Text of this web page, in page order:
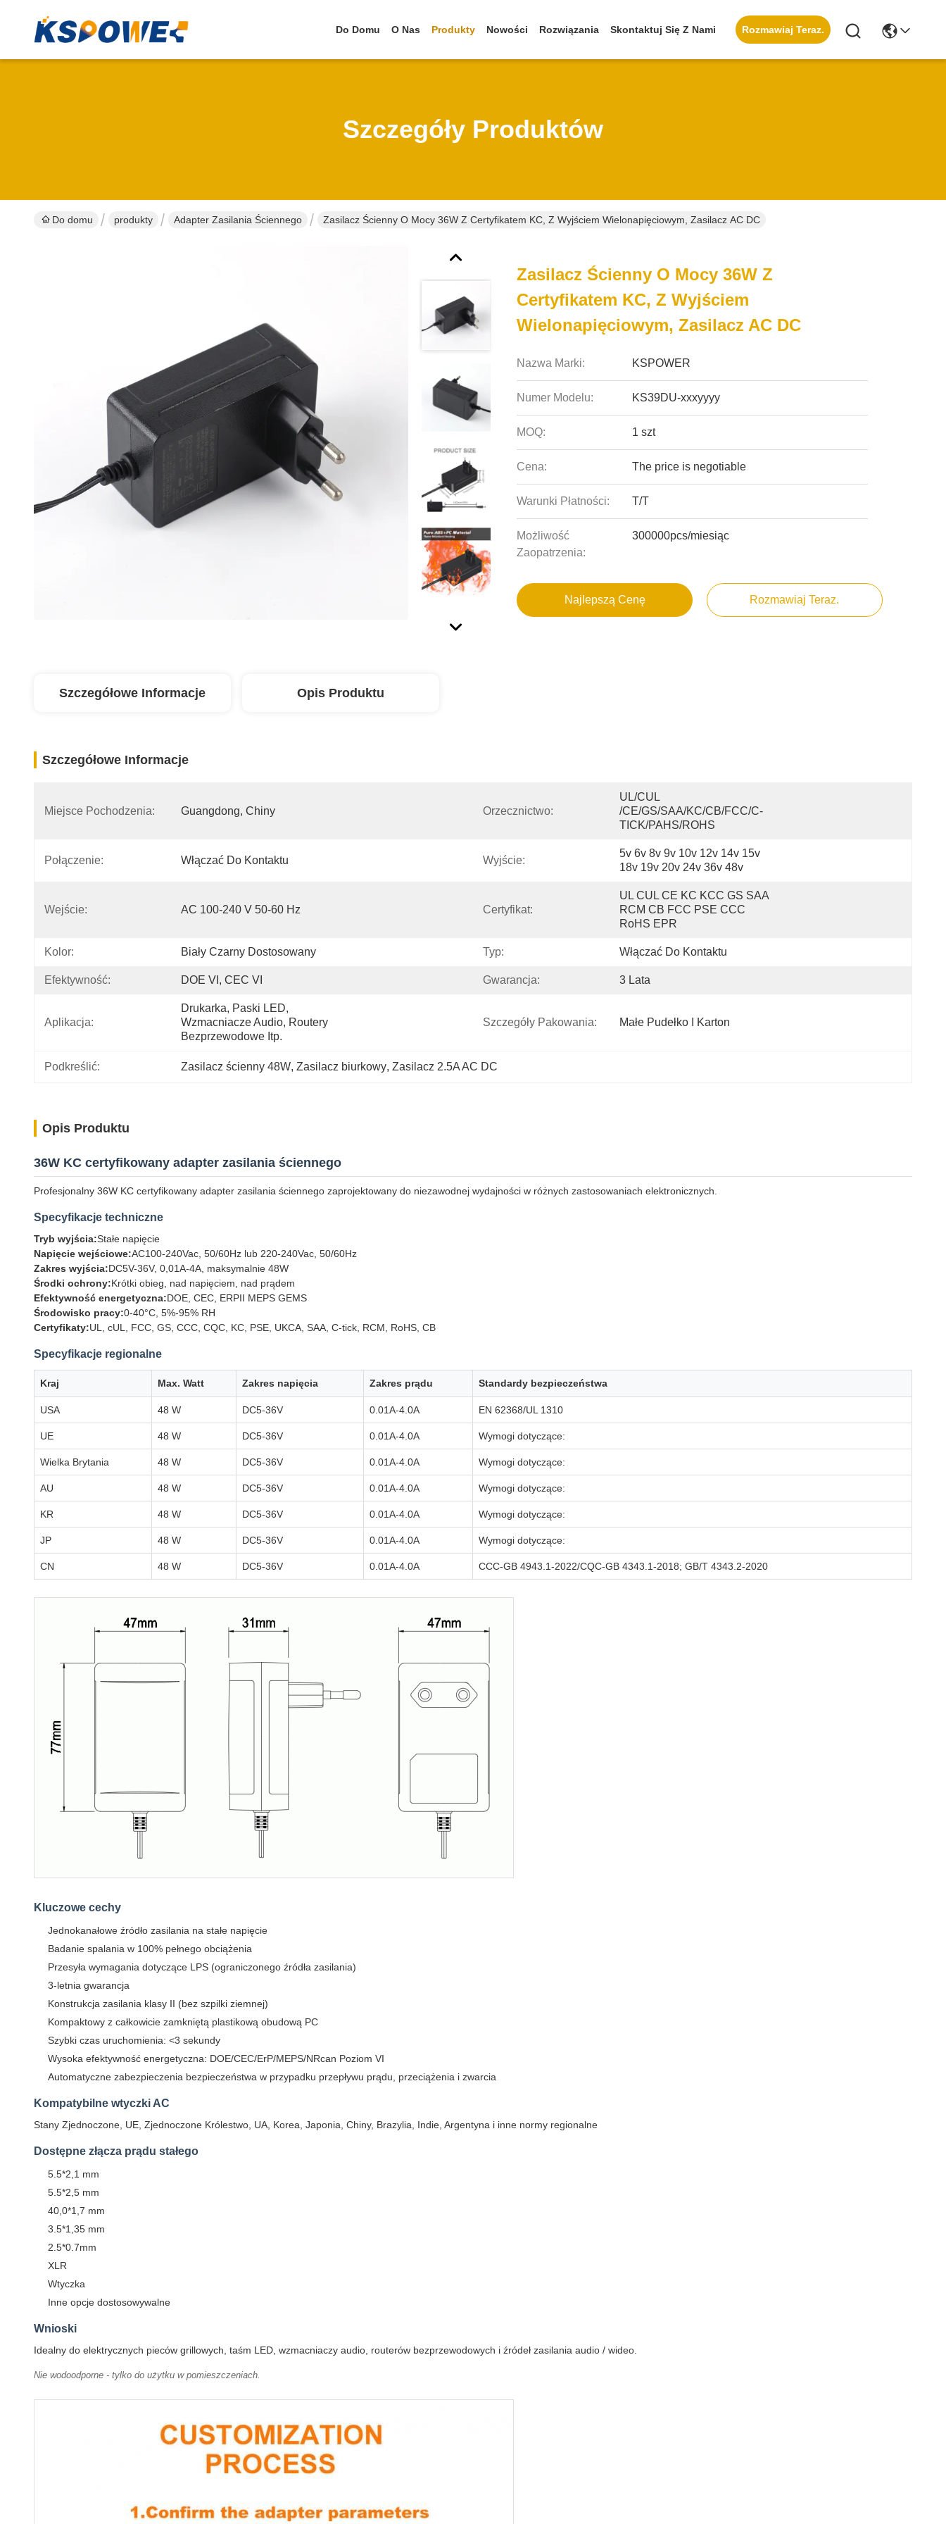
Do Domu O Nas Produkty Nowości Rozwiązania Skontaktuj Się Z Nami Rozmawiaj Teraz.
Szczegóły Produktów
Do domu produkty Adapter Zasilania Ściennego Zasilacz Ścienny O Mocy 36W Z Certyfikatem KC, Z Wyjściem Wielonapięciowym, Zasilacz AC DC
Zasilacz Ścienny O Mocy 36W Z
Certyfikatem KC, Z Wyjściem
Wielonapięciowym, Zasilacz AC DC
Nazwa Marki: KSPOWER
Numer Modelu: KS39DU-xxxyyyy
MOQ: 1 szt
Cena: The price is negotiable
Warunki Płatności: T/T
Możliwość
Zaopatrzenia:
300000pcs/miesiąc
Najlepszą Cenę Rozmawiaj Teraz.
Szczegółowe Informacje Opis Produktu
Szczegółowe Informacje
Miejsce Pochodzenia: Guangdong, Chiny Orzecznictwo:
UL/cUL
/CE/GS/SAA/KC/CB/FCC/C-
TICK/PAHS/ROHS
Połączenie: Włączać Do Kontaktu Wyjście:
5v 6v 8v 9v 10v 12v 14v 15v
18v 19v 20v 24v 36v 48v
Wejście: AC 100-240 V 50-60 Hz Certyfikat:
UL CUL CE KC KCC GS SAA
RCM CB FCC PSE CCC
RoHS EPR
Kolor: Biały Czarny Dostosowany Typ: Włączać Do Kontaktu
Efektywność: DOE VI, CEC VI Gwarancja: 3 Lata
Aplikacja:
Drukarka, Paski LED,
Wzmacniacze Audio, Routery
Bezprzewodowe Itp.
Szczegóły Pakowania: Małe Pudełko I Karton
Podkreślić: Zasilacz ścienny 48W, Zasilacz biurkowy, Zasilacz 2.5A AC DC
Opis Produktu
36W KC certyfikowany adapter zasilania ściennego
Profesjonalny 36W KC certyfikowany adapter zasilania ściennego zaprojektowany do niezawodnej wydajności w różnych zastosowaniach elektronicznych.
Specyfikacje techniczne
Tryb wyjścia:Stałe napięcie
Napięcie wejściowe:AC100-240Vac, 50/60Hz lub 220-240Vac, 50/60Hz
Zakres wyjścia:DC5V-36V, 0,01A-4A, maksymalnie 48W
Środki ochrony:Krótki obieg, nad napięciem, nad prądem
Efektywność energetyczna:DOE, CEC, ERPII MEPS GEMS
Środowisko pracy:0-40°C, 5%-95% RH
Certyfikaty:UL, cUL, FCC, GS, CCC, CQC, KC, PSE, UKCA, SAA, C-tick, RCM, RoHS, CB
Specyfikacje regionalne
Kraj Max. Watt Zakres napięcia Zakres prądu Standardy bezpieczeństwa
USA 48 W DC5-36V 0.01A-4.0A EN 62368/UL 1310
UE 48 W DC5-36V 0.01A-4.0A Wymogi dotyczące:
Wielka Brytania 48 W DC5-36V 0.01A-4.0A Wymogi dotyczące:
AU 48 W DC5-36V 0.01A-4.0A Wymogi dotyczące:
KR 48 W DC5-36V 0.01A-4.0A Wymogi dotyczące:
JP 48 W DC5-36V 0.01A-4.0A Wymogi dotyczące:
CN 48 W DC5-36V 0.01A-4.0A CCC-GB 4943.1-2022/CQC-GB 4343.1-2018; GB/T 4343.2-2020
Kluczowe cechy
Jednokanałowe źródło zasilania na stałe napięcie
Badanie spalania w 100% pełnego obciążenia
Przesyła wymagania dotyczące LPS (ograniczonego źródła zasilania)
3-letnia gwarancja
Konstrukcja zasilania klasy II (bez szpilki ziemnej)
Kompaktowy z całkowicie zamkniętą plastikową obudową PC
Szybki czas uruchomienia: <3 sekundy
Wysoka efektywność energetyczna: DOE/CEC/ErP/MEPS/NRcan Poziom VI
Automatyczne zabezpieczenia bezpieczeństwa w przypadku przepływu prądu, przeciążenia i zwarcia
Kompatybilne wtyczki AC
Stany Zjednoczone, UE, Zjednoczone Królestwo, UA, Korea, Japonia, Chiny, Brazylia, Indie, Argentyna i inne normy regionalne
Dostępne złącza prądu stałego
5.5*2,1 mm
5.5*2,5 mm
40,0*1,7 mm
3.5*1,35 mm
2.5*0.7mm
XLR
Wtyczka
Inne opcje dostosowywalne
Wnioski
Idealny do elektrycznych pieców grillowych, taśm LED, wzmacniaczy audio, routerów bezprzewodowych i źródeł zasilania audio / wideo.
Nie wodoodporne - tylko do użytku w pomieszczeniach.